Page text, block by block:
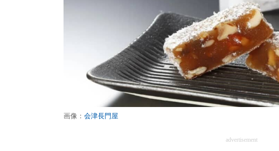
画像： 会津長門屋
advertisement